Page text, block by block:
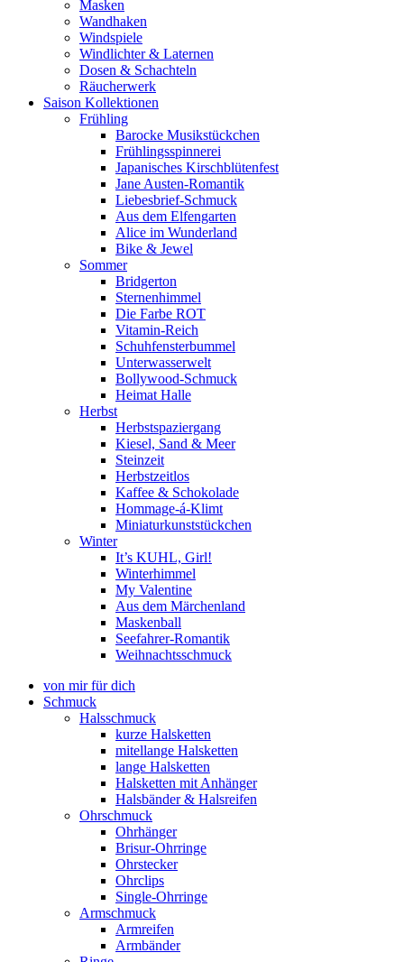
Masken
Wandhaken
Windspiele
Windlichter & Laternen
Dosen & Schachteln
Räucherwerk
Saison Kollektionen
Frühling
Barocke Musikstückchen
Frühlingsspinnerei
Japanisches Kirschblütenfest
Jane Austen-Romantik
Liebesbrief-Schmuck
Aus dem Elfengarten
Alice im Wunderland
Bike & Jewel
Sommer
Bridgerton
Sternenhimmel
Die Farbe ROT
Vitamin-Reich
Schuhfensterbummel
Unterwasserwelt
Bollywood-Schmuck
Heimat Halle
Herbst
Herbstspaziergang
Kiesel, Sand & Meer
Steinzeit
Herbstzeitlos
Kaffee & Schokolade
Hommage-á-Klimt
Miniaturkunststückchen
Winter
It’s KUHL, Girl!
Winterhimmel
My Valentine
Aus dem Märchenland
Maskenball
Seefahrer-Romantik
Weihnachtsschmuck
von mir für dich
Schmuck
Halsschmuck
kurze Halsketten
mitellange Halsketten
lange Halsketten
Halsketten mit Anhänger
Halsbänder & Halsreifen
Ohrschmuck
Ohrhänger
Brisur-Ohrringe
Ohrstecker
Ohrclips
Single-Ohrringe
Armschmuck
Armreifen
Armbänder